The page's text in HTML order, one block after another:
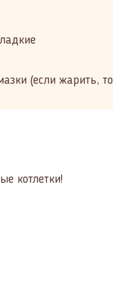
(если жарить,
котлетки!